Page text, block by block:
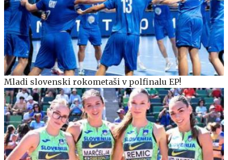
Mladi slovenski rokometaši v polfinalu EP!